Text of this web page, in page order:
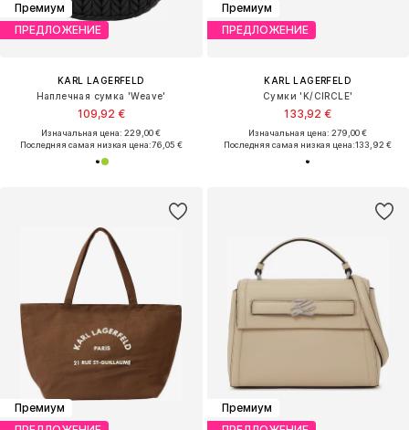
Премиум
ПРЕДЛОЖЕНИЕ
KARL LAGERFELD
Наплечная сумка 'Weave'
109,92 €
Изначальная цена: 229,00 €
Последняя самая низкая цена:76,05 €
Премиум
ПРЕДЛОЖЕНИЕ
KARL LAGERFELD
Сумки 'K/CIRCLE'
133,92 €
Изначальная цена: 279,00 €
Последняя самая низкая цена:133,92 €
Премиум
Премиум